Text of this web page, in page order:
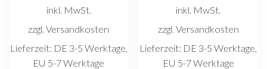
inkl. MwSt.
zzgl. Versandkosten
Lieferzeit: DE 3-5 Werktage,
EU 5-7 Werktage
inkl. MwSt.
zzgl. Versandkosten
Lieferzeit: DE 3-5 Werktage,
EU 5-7 Werktage